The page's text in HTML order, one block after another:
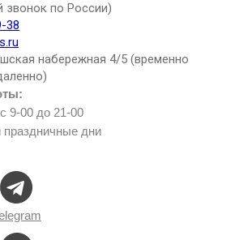
9-00 до 21-00
дни
звонок по России)
38
набережная 4/5 (временно